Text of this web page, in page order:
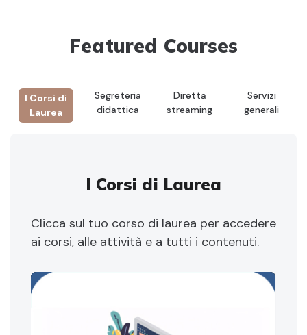
Featured Courses
I Corsi di
Laurea
Segreteria
didattica
Diretta
streaming
Servizi
generali
I Corsi di Laurea
Clicca sul tuo corso di laurea per accedere
ai corsi, alle attività e a tutti i contenuti.